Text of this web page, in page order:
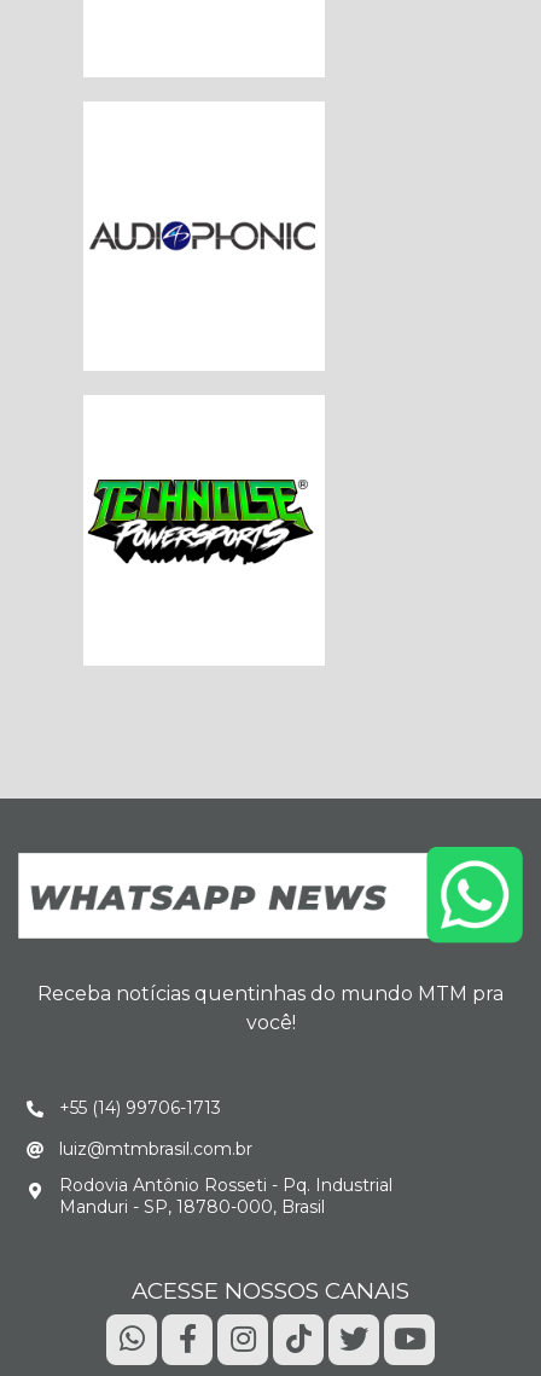
Receba notícias quentinhas do mundo MTM pra
você!
+55 (14) 99706-1713
luiz@mtmbrasil.com.br
Rodovia Antônio Rosseti - Pq. Industrial
Manduri - SP, 18780-000, Brasil
ACESSE NOSSOS CANAIS